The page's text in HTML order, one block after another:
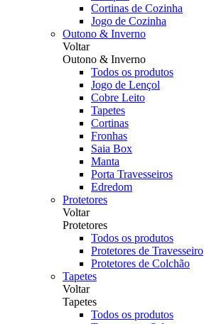
Cortinas de Cozinha
Jogo de Cozinha
Outono & Inverno
Voltar
Outono & Inverno
Todos os produtos
Jogo de Lençol
Cobre Leito
Tapetes
Cortinas
Fronhas
Saia Box
Manta
Porta Travesseiros
Edredom
Protetores
Voltar
Protetores
Todos os produtos
Protetores de Travesseiro
Protetores de Colchão
Tapetes
Voltar
Tapetes
Todos os produtos